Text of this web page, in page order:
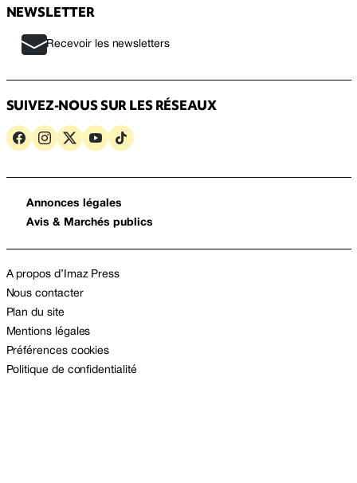
NEWSLETTER
Recevoir les newsletters
SUIVEZ-NOUS SUR LES RÉSEAUX
Annonces légales
Avis & Marchés publics
A propos d’Imaz Press
Nous contacter
Plan du site
Mentions légales
Préférences cookies
Politique de confidentialité